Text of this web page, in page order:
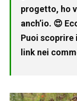
progetto, ho
anch’io. 😍
Puoi scoprire
link nei